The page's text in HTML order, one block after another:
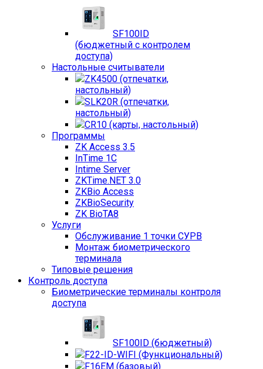
SF100ID
(бюджетный с контролем
доступа)
Настольные считыватели
ZK4500 (отпечатки,
настольный)
SLK20R (отпечатки,
настольный)
CR10 (карты, настольный)
Программы
ZK Access 3.5
InTime 1С
Intime Server
ZKTime.NET 3.0
ZKBio Access
ZKBioSecurity
ZK BioTA8
Услуги
Обслуживание 1 точки СУРВ
Монтаж биометрического
терминала
Типовые решения
Контроль доступа
Биометрические терминалы контроля
доступа
SF100ID (бюджетный)
F22-ID-WIFI (Функциональный)
F16EM (базовый)